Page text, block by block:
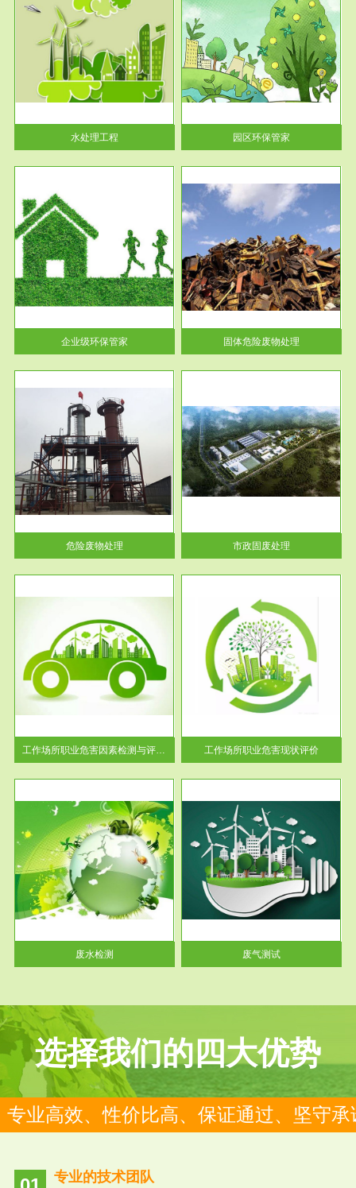
水处理工程
服务范围
园区环保管家
2016 年 4 月，环保部下发《关
于积极发挥环境保护作用促进供
给侧结...
园区环保管家
企业级环保管家
服务范围
固体危险废物处理
固体废物解释：固体废物是指人
们在生产建设、日常生活和其他
活动中...
固体危险废物处理
危险废物处理
服务范围
市政固废处理
蔚蓝生态环境科技所从事的市政
废物处理业务包括市政废物的处
理处...
市政固废处理
工作场所职业危害因素检测与评价...
服务范围
工作场所职业危害现状评价
【现状评价意义】：具体因素---
-通过质谱分析等多种手段明确
工作场...
工作场所职业危害现状评价
废水检测
服务范围
废气测试
检测范围工业废气检测包括有机
废气和无机废气。有机废气主要
包括...
废气测试
选择我们的四大优势
专业高效、性价比高、保证通过、坚守承
专业的技术团队